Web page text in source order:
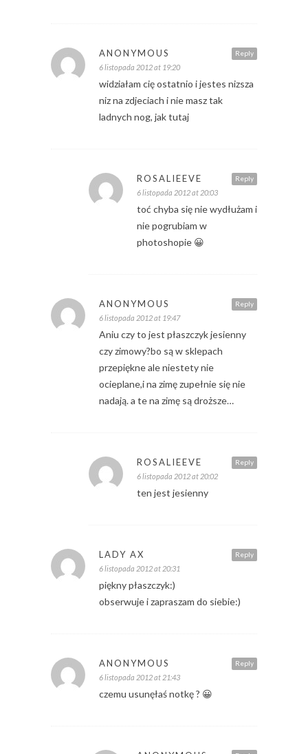
Reply
ANONYMOUS
6 listopada 2012 at 19:20
widziałam cię ostatnio i jestes nizsza
niz na zdjeciach i nie masz tak
ladnych nog, jak tutaj
Reply
ROSALIEEVE
6 listopada 2012 at 20:03
toć chyba się nie wydłużam i
nie pogrubiam w
photoshopie 😀
Reply
ANONYMOUS
6 listopada 2012 at 19:47
Aniu czy to jest płaszczyk jesienny
czy zimowy?bo są w sklepach
przepiękne ale niestety nie
ocieplane,i na zimę zupełnie się nie
nadają. a te na zimę są droższe…
Reply
ROSALIEEVE
6 listopada 2012 at 20:02
ten jest jesienny
Reply
LADY AX
6 listopada 2012 at 20:31
piękny płaszczyk:)
obserwuje i zapraszam do siebie:)
Reply
ANONYMOUS
6 listopada 2012 at 21:43
czemu usunęłaś notkę ? 😀